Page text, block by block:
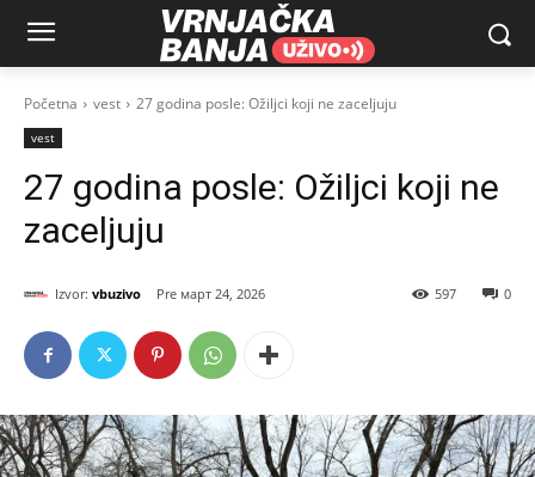
Početna vest 27 godina posle: Ožiljci koji ne zaceljuju
vest
27 godina posle: Ožiljci koji ne
zaceljuju
Izvor: vbuzivo март 24, 2026 0
597